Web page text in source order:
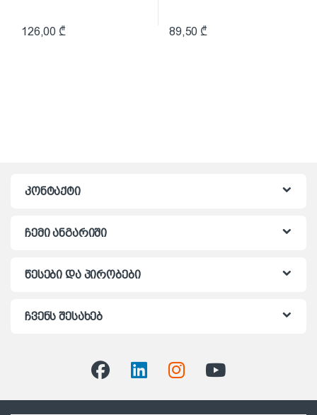
126,00 ₾ 89,50 ₾
კონტაქტი
ჩემი ანგარიში
წესები და პირობები
ჩვენს შესახებ